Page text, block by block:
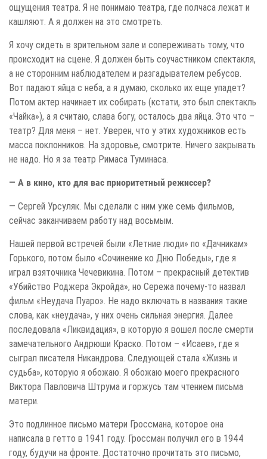
ощущения театра. Я не понимаю театра, где полчаса лежат и
кашляют. А я должен на это смотреть.
Я хочу сидеть в зрительном зале и сопереживать тому, что
происходит на сцене. Я должен быть соучастником спектакля,
а не сторонним наблюдателем и разгадывателем ребусов.
Вот падают яйца с неба, а я думаю, сколько их еще упадет?
Потом актер начинает их собирать (кстати, это был спектакль
«Чайка»), а я считаю, слава богу, осталось два яйца. Это что –
театр? Для меня – нет. Уверен, что у этих художников есть
масса поклонников. На здоровье, смотрите. Ничего закрывать
не надо. Но я за театр Римаса Туминаса.
— А в кино, кто для вас приоритетный режиссер?
— Сергей Урсуляк. Мы сделали с ним уже семь фильмов,
сейчас заканчиваем работу над восьмым.
Нашей первой встречей были «Летние люди» по «Дачникам»
Горького, потом было «Сочинение ко Дню Победы», где я
играл взяточника Чечевикина. Потом – прекрасный детектив
«Убийство Роджера Экройда», но Сережа почему-то назвал
фильм «Неудача Пуаро». Не надо включать в названия такие
слова, как «неудача», у них очень сильная энергия. Далее
последовала «Ликвидация», в которую я вошел после смерти
замечательного Андрюши Краско. Потом – «Исаев», где я
сыграл писателя Никандрова. Следующей стала «Жизнь и
судьба», которую я обожаю. Я обожаю моего прекрасного
Виктора Павловича Штрума и горжусь там чтением письма
матери.
Это подлинное письмо матери Гроссмана, которое она
написала в гетто в 1941 году. Гроссман получил его в 1944
году, будучи на фронте. Достаточно прочитать это письмо,